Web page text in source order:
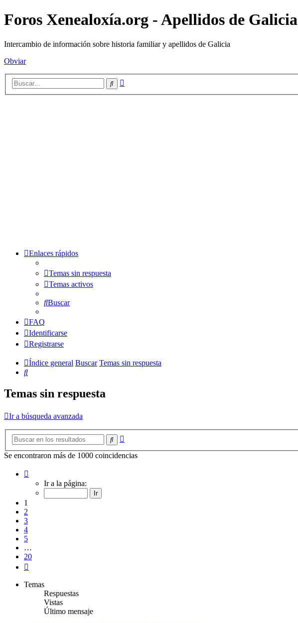
Foros Xenealoxía.org - Apellidos de Galicia
Intercambio de información sobre historia familiar y apellidos de Galicia
Obviar
Buscar
Enlaces rápidos
Temas sin respuesta
Temas activos
Buscar
FAQ
Identificarse
Registrarse
Índice general Buscar Temas sin respuesta
Buscar
Temas sin respuesta
Ir a búsqueda avanzada
Buscar
Se encontraron más de 1000 coincidencias
Ir a la página:
1
2
3
4
5
…
20
Temas
Respuestas
Vistas
Último mensaje